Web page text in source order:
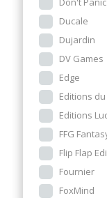
Ducale
Dujardin
DV Games
Edge
Editions
Editions
FFG
Flip Flap
Fournier
FoxMind